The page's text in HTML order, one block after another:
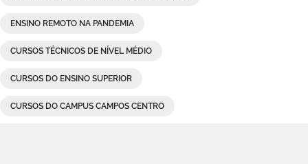
ENSINO REMOTO NA PANDEMIA
CURSOS TÉCNICOS DE NÍVEL MÉDIO
CURSOS DO ENSINO SUPERIOR
CURSOS DO CAMPUS CAMPOS CENTRO